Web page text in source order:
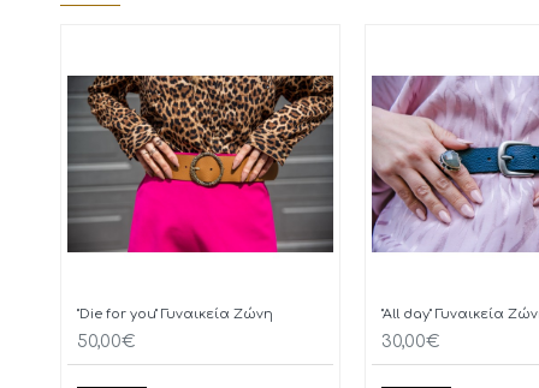
"Die for you" Γυναικεία Ζώνη
50,00€
"All day" Γυναικεία
30,00€